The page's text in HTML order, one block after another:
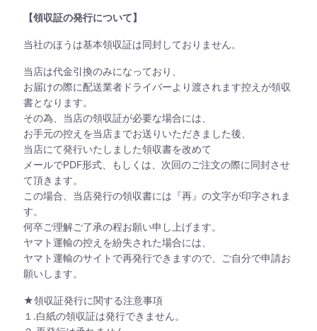
【領収証の発行について】
当社のほうは基本領収証は同封しておりません。
当店は代金引換のみになっており、
お届けの際に配送業者ドライバーより渡されます控えが領収
書となります。
その為、当店の領収証が必要な場合には、
お手元の控えを当店までお送りいただきました後、
当店にて発行いたしました領収書を改めて
メールでPDF形式、もしくは、次回のご注文の際に同封させ
て頂きます。
この場合、当店発行の領収書には『再』の文字が印字されま
す。
何卒ご理解ご了承の程お願い申し上げます。
ヤマト運輸の控えを紛失された場合には、
ヤマト運輸のサイトで再発行できますので、ご自分で申請お
願いします。
★領収証発行に関する注意事項
１.白紙の領収証は発行できません。